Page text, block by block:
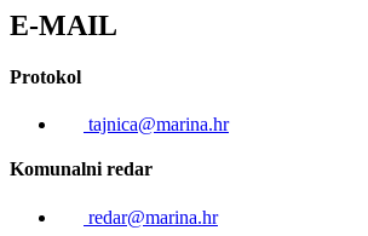
E-MAIL
Protokol
tajnica@marina.hr
Komunalni redar
redar@marina.hr